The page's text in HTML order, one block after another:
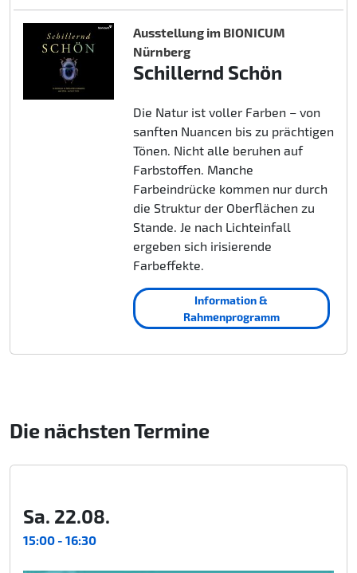
Ausstellung im BIONICUM
Nürnberg
Schillernd Schön
Die Natur ist voller Farben – von
sanften Nuancen bis zu prächtigen
Tönen. Nicht alle beruhen auf
Farbstoffen. Manche
Farbeindrücke kommen nur durch
die Struktur der Oberflächen zu
Stande. Je nach Lichteinfall
ergeben sich irisierende
Farbeffekte.
Information &
Rahmenprogramm
Die nächsten Termine
Sa. 22.08.
15:00 - 16:30